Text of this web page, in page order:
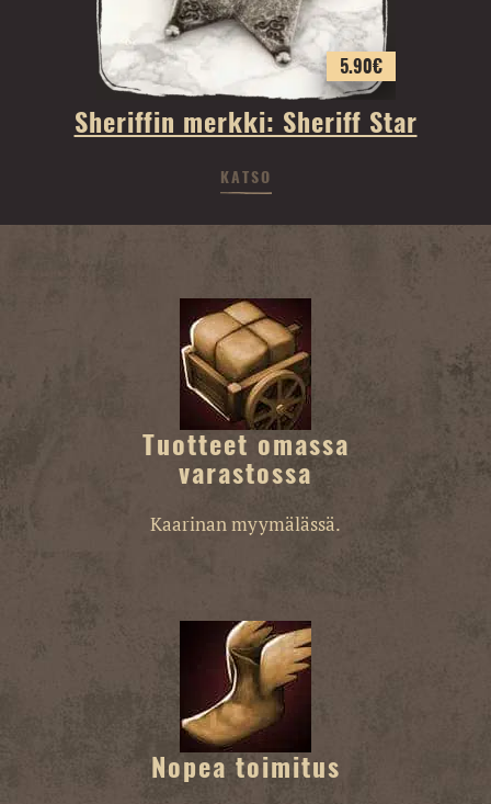
5.90€
Sheriffin merkki: Sheriff Star
KATSO
Tuotteet omassa
varastossa
Kaarinan myymälässä.
Nopea toimitus